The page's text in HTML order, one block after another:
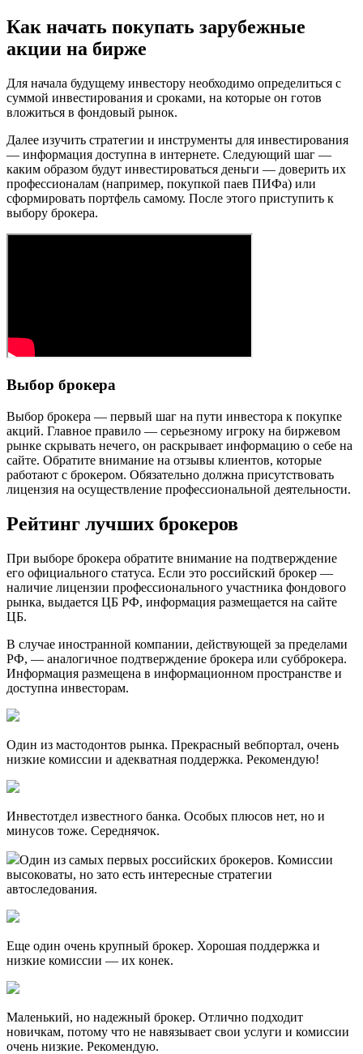
Как начать покупать зарубежные
акции на бирже
Для начала будущему инвестору необходимо определиться с
суммой инвестирования и сроками, на которые он готов
вложиться в фондовый рынок.
Далее изучить стратегии и инструменты для инвестирования
— информация доступна в интернете. Следующий шаг —
каким образом будут инвестироваться деньги — доверить их
профессионалам (например, покупкой паев ПИФа) или
сформировать портфель самому. После этого приступить к
выбору брокера.
Выбор брокера
Выбор брокера — первый шаг на пути инвестора к покупке
акций. Главное правило — серьезному игроку на биржевом
рынке скрывать нечего, он раскрывает информацию о себе на
сайте. Обратите внимание на отзывы клиентов, которые
работают с брокером. Обязательно должна присутствовать
лицензия на осуществление профессиональной деятельности.
Рейтинг лучших брокеров
При выборе брокера обратите внимание на подтверждение
его официального статуса. Если это российский брокер —
наличие лицензии профессионального участника фондового
рынка, выдается ЦБ РФ, информация размещается на сайте
ЦБ.
В случае иностранной компании, действующей за пределами
РФ, — аналогичное подтверждение брокера или субброкера.
Информация размещена в информационном пространстве и
доступна инвесторам.
Один из мастодонтов рынка. Прекрасный вебпортал, очень
низкие комиссии и адекватная поддержка. Рекомендую!
Инвестотдел известного банка. Особых плюсов нет, но и
минусов тоже. Середнячок.
Один из самых первых российских брокеров. Комиссии
высоковаты, но зато есть интересные стратегии
автоследования.
Еще один очень крупный брокер. Хорошая поддержка и
низкие комиссии — их конек.
Маленький, но надежный брокер. Отлично подходит
новичкам, потому что не навязывает свои услуги и комиссии
очень низкие. Рекомендую.